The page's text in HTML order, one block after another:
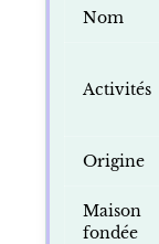
Nom
Activités
Origine
Maison
fondée